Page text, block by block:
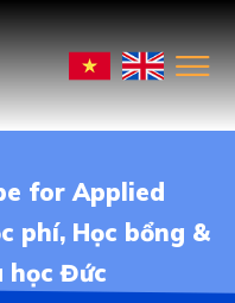
for Applied
phí, Học bổng &
học Đức